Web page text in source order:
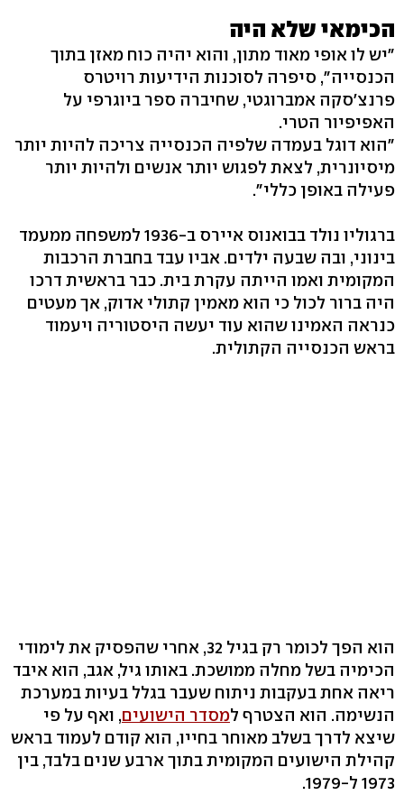
הכימאי שלא היה
"יש לו אופי מאוד מתון, והוא יהיה כוח מאזן בתוך
הכנסייה", סיפרה לסוכנות הידיעות רויטרס
פרנצ'סקה אמברוגטי, שחיברה ספר ביוגרפי על
האפיפיור הטרי.
"הוא דוגל בעמדה שלפיה הכנסייה צריכה להיות יותר
מיסיונרית, לצאת לפגוש יותר אנשים ולהיות יותר
פעילה באופן כללי".
ברגוליו נולד בבואנוס איירס ב-1936 למשפחה ממעמד
בינוני, ובה שבעה ילדים. אביו עבד בחברת הרכבות
המקומית ואמו הייתה עקרת בית. כבר בראשית דרכו
היה ברור לכול כי הוא מאמין קתולי אדוק, אך מעטים
כנראה האמינו שהוא עוד יעשה היסטוריה ויעמוד
בראש הכנסייה הקתולית.
הוא הפך לכומר רק בגיל 32, אחרי שהפסיק את לימודי
הכימיה בשל מחלה ממושכת. באותו גיל, אגב, הוא איבד
ריאה אחת בעקבות ניתוח שעבר בגלל בעיות במערכת
הנשימה. הוא הצטרף למסדר הישועים, ואף על פי
שיצא לדרך בשלב מאוחר בחייו, הוא קודם לעמוד בראש
קהילת הישועים המקומית בתוך ארבע שנים בלבד, בין
1973 ל-1979.